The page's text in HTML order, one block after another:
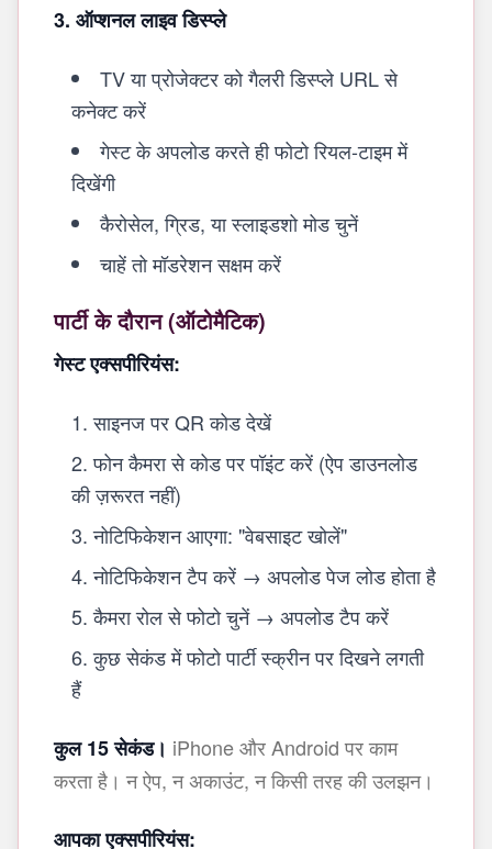
3. ऑप्शनल लाइव डिस्प्ले
TV या प्रोजेक्टर को गैलरी डिस्प्ले URL से
कनेक्ट करें
गेस्ट के अपलोड करते ही फोटो रियल-टाइम में
दिखेंगी
कैरोसेल, ग्रिड, या स्लाइडशो मोड चुनें
चाहें तो मॉडरेशन सक्षम करें
पार्टी के दौरान (ऑटोमैटिक)
गेस्ट एक्सपीरियंस:
साइनज पर QR कोड देखें
फोन कैमरा से कोड पर पॉइंट करें (ऐप डाउनलोड
की ज़रूरत नहीं)
नोटिफिकेशन आएगा: "वेबसाइट खोलें"
नोटिफिकेशन टैप करें → अपलोड पेज लोड होता है
कैमरा रोल से फोटो चुनें → अपलोड टैप करें
कुछ सेकंड में फोटो पार्टी स्क्रीन पर दिखने लगती
हैं
कुल 15 सेकंड। iPhone और Android पर काम
करता है। न ऐप, न अकाउंट, न किसी तरह की उलझन।
आपका एक्सपीरियंस: